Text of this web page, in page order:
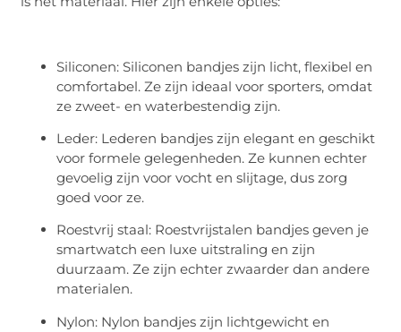
Siliconen: Siliconen bandjes zijn licht, flexibel en
comfortabel. Ze zijn ideaal voor sporters, omdat
ze zweet- en waterbestendig zijn.
Leder: Lederen bandjes zijn elegant en geschikt
voor formele gelegenheden. Ze kunnen echter
gevoelig zijn voor vocht en slijtage, dus zorg
goed voor ze.
Roestvrij staal: Roestvrijstalen bandjes geven je
smartwatch een luxe uitstraling en zijn
duurzaam. Ze zijn echter zwaarder dan andere
materialen.
Nylon: Nylon bandjes zijn lichtgewicht en